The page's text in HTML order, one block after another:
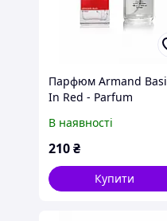
Парфюм Armand Basi
In Red - Parfum
В наявності
210₴
Купити